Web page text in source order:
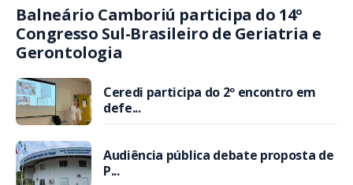
Balneário Camboriú participa do 14º
Congresso Sul-Brasileiro de Geriatria e
Gerontologia
Ceredi participa do 2º encontro em
defe...
Audiência pública debate proposta de
P...